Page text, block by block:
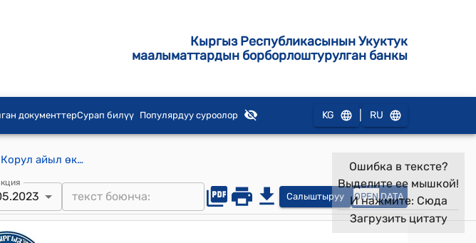
Кыргыз Республикасынын Укуктук
маалыматтардын борборлоштурулган банкы
документтерСурап билүү Популярдуу суроолор KG RU
Корул айылдык кеңешинин 2023-жылдын 15-майындагы № 21/2 "Корул айыл өкмөтүндө айыл тургундарын өз убагында жайлоого көчүрүү жана белгиленген мөөнөттө көчүп келүүсү жөнүндө" токтому
Салыштыруу OPEN DATA
Ошибка в тексте?
Выделите ее мышкой!
И нажмите: Сюда
Загрузить цитату